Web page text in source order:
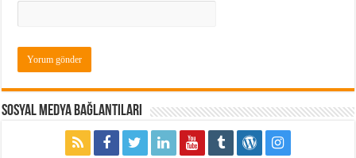
Sosyal Medya Bağlantıları